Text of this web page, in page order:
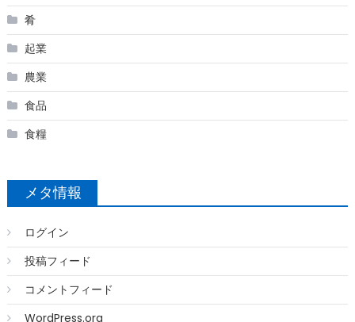
肴
起業
農業
食品
食糧
メタ情報
ログイン
投稿フィード
コメントフィード
WordPress.org